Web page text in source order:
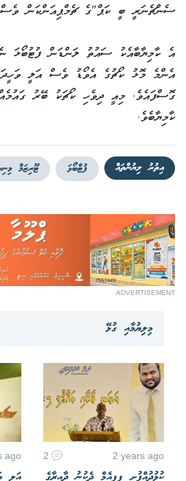
ސެންޗެނަރީ ބީ ކަޕް"ގެ ޗެމްޕިއަންކަން ވެސް
އެ ކާމިޔާބާއެކު ސައުތު ލަންޑަން ފުޓުބޯޅަ
އެންމެ މޮޅު ކޯޗުގެ އެވޯޑު ވެސް އަލީ
ގޮސްފައެވެ. މިއީ ދިވެހި ކޯޗަކު ބޭރު
ކާމިޔާބެވެ.
އިތުރު ލިޔުންތައް ފުޓްބޯޅަ ޓޫރިޒަމް
ADVERTISEMENT
މިލިޔުމާއި ގުޅޭ
2 years ago
2
ކުޅުދުއްފުށީ ޕީޕީއެމް ދެކުނު ދާއިރާގެ
ago
އަލީ